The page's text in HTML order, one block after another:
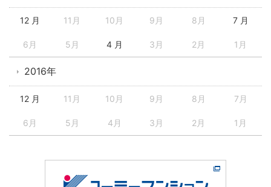
12 月 11月 10月 9月 8月 7 月
6月 5月 4 月 3月 2月 1月
2016年
12 月 11月 10月 9月 8月 7月
6月 5月 4月 3月 2月 1月